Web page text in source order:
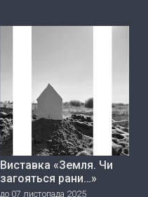
Виставка «Земля. Чи
загояться рани…»
до 07 листопада 2025